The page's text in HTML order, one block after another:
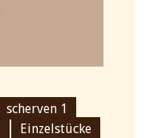
scherven 1
Einzelstücke